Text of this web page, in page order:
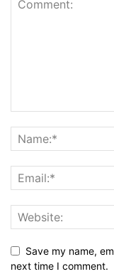
Save my name,
next time I comment.